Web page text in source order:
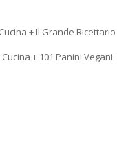
+ Il Grande Ricettario
+ 101 Panini Vegani